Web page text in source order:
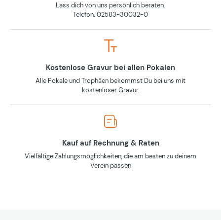
Lass dich von uns persönlich beraten.
Telefon: 02583-30032-0
Kostenlose Gravur bei allen Pokalen
Alle Pokale und Trophäen bekommst Du bei uns mit
kostenloser Gravur.
Kauf auf Rechnung & Raten
Vielfältige Zahlungsmöglichkeiten, die am besten zu deinem
Verein passen